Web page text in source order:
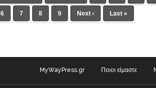
6 7 8 9 Next › Last »
MyWayPress.gr Ποιοι είμαστε